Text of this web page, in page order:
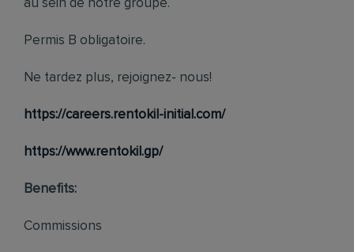
au sein de notre groupe.
Permis B obligatoire.
Ne tardez plus, rejoignez- nous!
https://careers.rentokil-initial.com/
https://www.rentokil.gp/
Benefits:
Commissions